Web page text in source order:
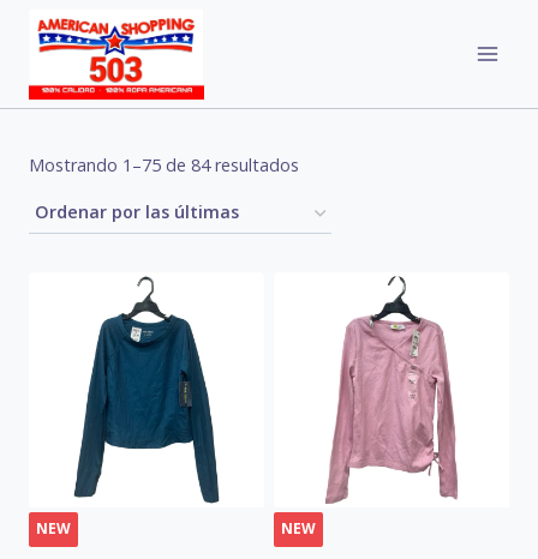
content
Mostrando 1–75 de 84 resultados
latest
NEW NEW